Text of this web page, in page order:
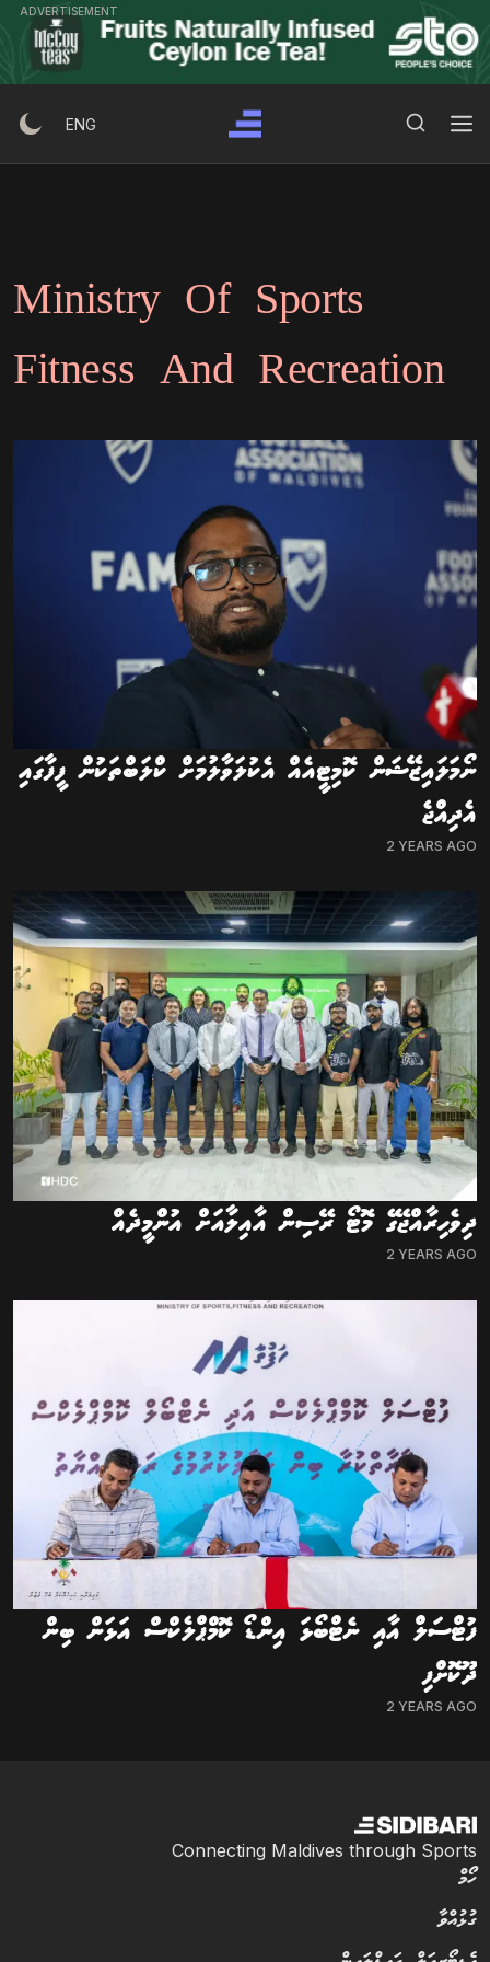
to
content
ADVERTISEMENT
Search
for:
ENG
Ministry Of Sports
Fitness And Recreation
ނޯމަލައިޒޭޝަން ކޮމިޓީއެއް އެކުލަވާލުމަށް ކްލަބްތަކުން ފީފާގައި
އެދިއްޖެ
2 YEARS AGO
ދިވެހިރާއްޖޭގެ މޮޓޯ ރޭސިން އާއިލާއަށް އުންމީދެއް
2 YEARS AGO
ފުޓްސަލް އާއި ނެޓްބޯޅަ އިންޑޯ ކޮމްޕްލެކްސް އަޅަން ބިން
ދޫކޮށްފި
2 YEARS AGO
Connecting Maldives through Sports
ހޯމް
ގުޅުއްވާ